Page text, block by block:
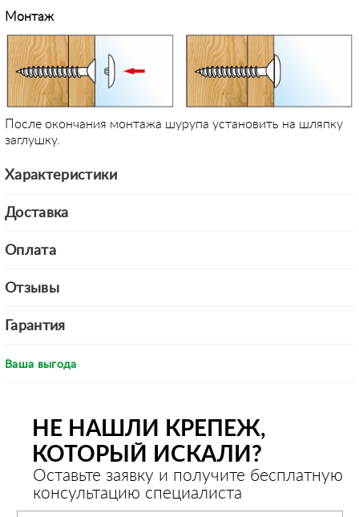
Монтаж
После окончания монтажа шурупа установить на шляпку
заглушку.
Характеристики
Доставка
Оплата
Отзывы
Гарантия
Ваша выгода
НЕ НАШЛИ КРЕПЕЖ,
КОТОРЫЙ ИСКАЛИ?
Оставьте заявку и получите бесплатную
консультацию специалиста